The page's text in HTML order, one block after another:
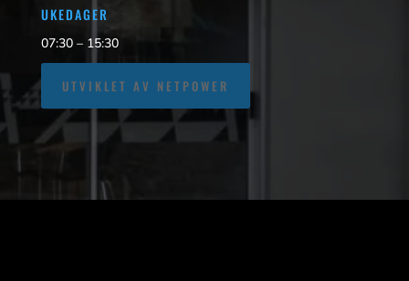
UKEDAGER
07:30 – 15:30
UTVIKLET AV NETPOWER